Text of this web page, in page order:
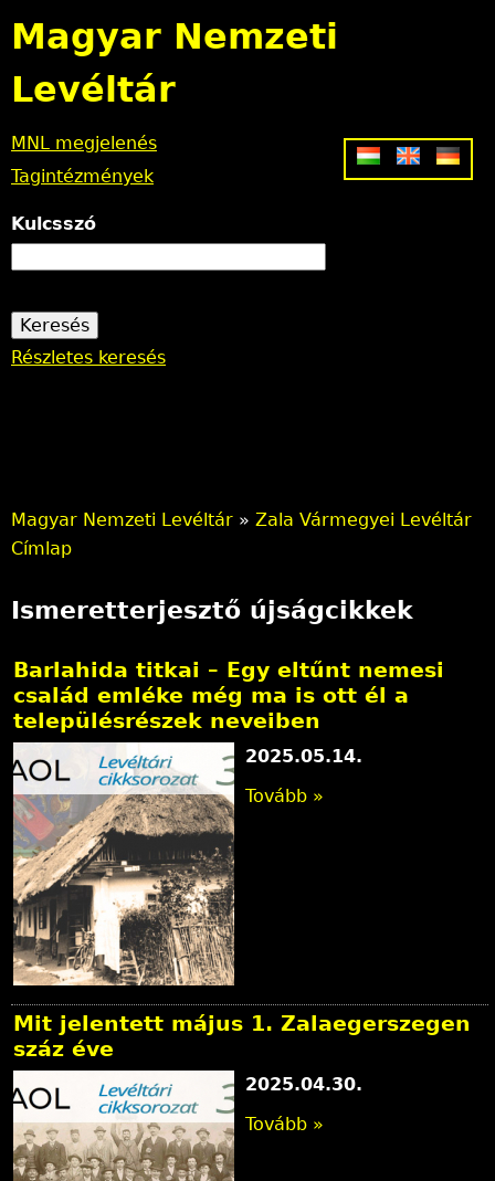
Jump to navigation
Magyar Nemzeti
Levéltár
Kulcsszó
Részletes keresés
MNL megjelenés
Tagintézmények
J
l
e
n
l
e
g
i
h
e
l
y
Magyar Nemzeti Levéltár » Zala Vármegyei Levéltár
Címlap
Ismeretterjesztő újságcikkek
Barlahida titkai – Egy eltűnt nemesi
család emléke még ma is ott él a
településrészek neveiben
2025.05.14.
Tovább »
Mit jelentett május 1. Zalaegerszegen
száz éve
2025.04.30.
Tovább »